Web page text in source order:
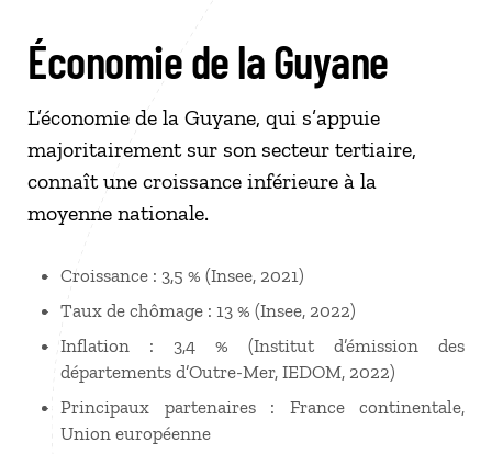
Économie de la Guyane
L’économie de la Guyane, qui s’appuie
majoritairement sur son secteur tertiaire,
connaît une croissance inférieure à la
moyenne nationale.
Croissance : 3,5 % (Insee, 2021)
Taux de chômage : 13 % (Insee, 2022)
Inflation : 3,4 % (Institut d’émission des
départements d’Outre-Mer, IEDOM, 2022)
Principaux partenaires : France continentale,
Union européenne